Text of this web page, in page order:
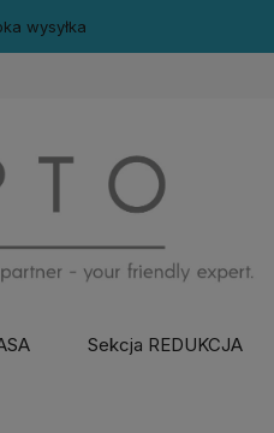
OD 399 zł!
Sekcja REDUKCJA